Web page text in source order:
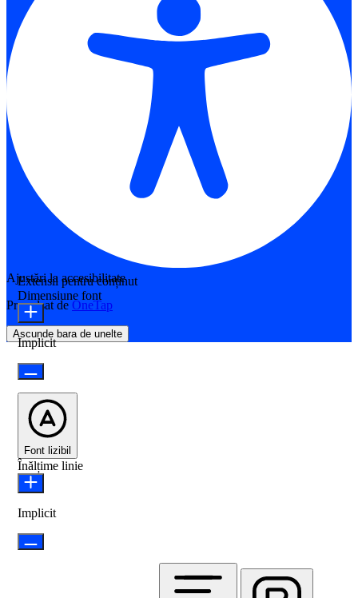
Ajustări la accesibilitate
Propulsat de OneTap
Ascunde bara de unelte
Extensii pentru conținut
Dimensiune font
Implicit
Font lizibil
Înălțime linie
Implicit